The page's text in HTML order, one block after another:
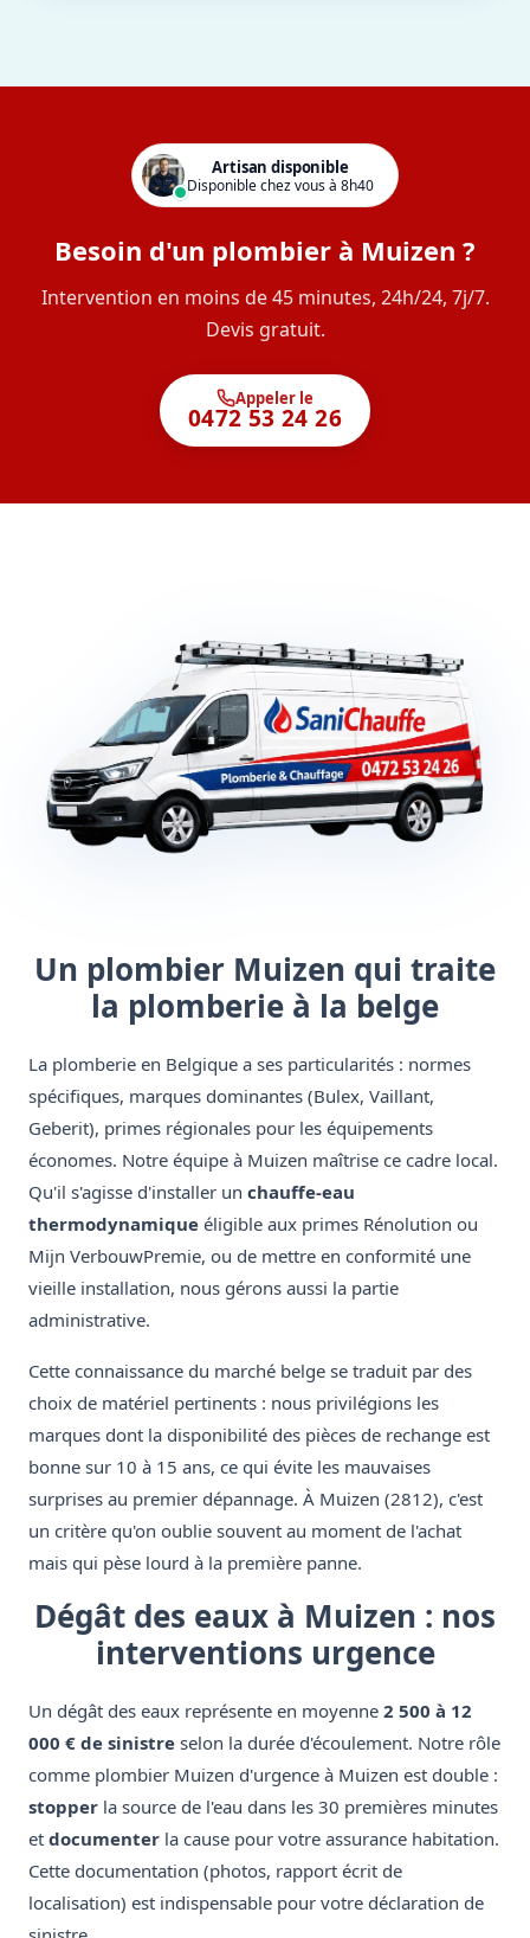
Artisan disponible
Disponible chez vous à 8h40
Besoin d'un plombier à Muizen ?
Intervention en moins de 45 minutes, 24h/24, 7j/7.
Devis gratuit.
Appeler le
0472 53 24 26
Un plombier Muizen qui traite
la plomberie à la belge
La plomberie en Belgique a ses particularités : normes
spécifiques, marques dominantes (Bulex, Vaillant,
Geberit), primes régionales pour les équipements
économes. Notre équipe à Muizen maîtrise ce cadre local.
Qu'il s'agisse d'installer un chauffe-eau
thermodynamique éligible aux primes Rénolution ou
Mijn VerbouwPremie, ou de mettre en conformité une
vieille installation, nous gérons aussi la partie
administrative.
Cette connaissance du marché belge se traduit par des
choix de matériel pertinents : nous privilégions les
marques dont la disponibilité des pièces de rechange est
bonne sur 10 à 15 ans, ce qui évite les mauvaises
surprises au premier dépannage. À Muizen (2812), c'est
un critère qu'on oublie souvent au moment de l'achat
mais qui pèse lourd à la première panne.
Dégât des eaux à Muizen : nos
interventions urgence
Un dégât des eaux représente en moyenne 2 500 à 12
000 € de sinistre selon la durée d'écoulement. Notre rôle
comme plombier Muizen d'urgence à Muizen est double :
stopper la source de l'eau dans les 30 premières minutes
et documenter la cause pour votre assurance habitation.
Cette documentation (photos, rapport écrit de
localisation) est indispensable pour votre déclaration de